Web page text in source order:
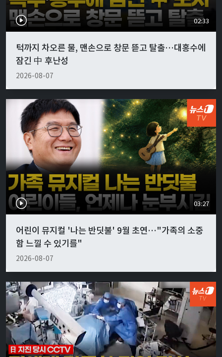
02:33
턱까지 차오른 물, 맨손으로 창문 뜯고 탈출…대홍수에
잠긴 中 후난성
2026-08-07
03:27
어린이 뮤지컬 '나는 반딧불' 9월 초연…"가족의 소중
함 느낄 수 있기를"
2026-08-07